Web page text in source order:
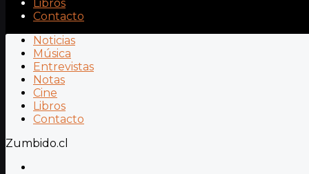
Libros
Contacto
Noticias
Música
Entrevistas
Notas
Cine
Libros
Contacto
Zumbido.cl